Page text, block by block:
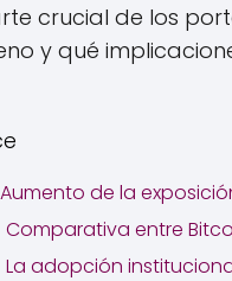
crucial de los
y qué
Aumento de la
Comparativa entre
La adopción